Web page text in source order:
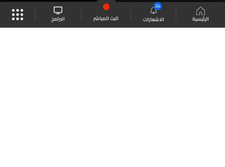
الرئيسية الاشعارات
24
البث المباشر البرامج
موقع البرامج الجدول البث المباشر